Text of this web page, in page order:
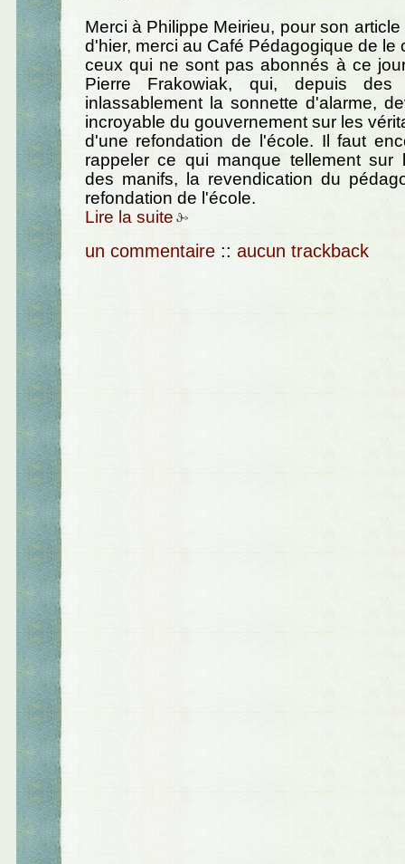
Merci à Philippe Meirieu, pour son
d'hier, merci au Café Pédagogique de le
ceux qui ne sont pas abonnés à ce
Pierre Frakowiak, qui, depuis des
inlassablement la sonnette d'alarme,
incroyable du gouvernement sur les
d'une refondation de l'école. Il faut
rappeler ce qui manque tellement sur
des manifs, la revendication du
refondation de l'école.
Lire la suite
un commentaire :: aucun trackback